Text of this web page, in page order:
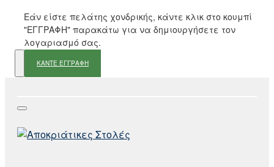
Εάν είστε πελάτης χονδρικής, κάντε κλικ στο κουμπί
"ΕΓΓΡΑΦΗ" παρακάτω για να δημιουργήσετε τον
λογαριασμό σας.
ΚΑΝΤΕ ΕΓΓΡΑΦΗ